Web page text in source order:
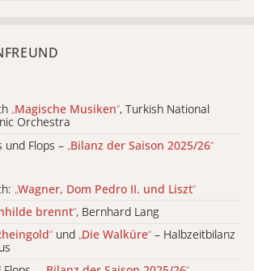
„Magische Musiken“, Turkish National
Orchestra
und Flops – „Bilanz der Saison 2025/26“
„Wagner, Dom Pedro II. und Liszt“
brennt“, Bernhard Lang
“ und „Die Walküre“ – Halbzeitbilanz